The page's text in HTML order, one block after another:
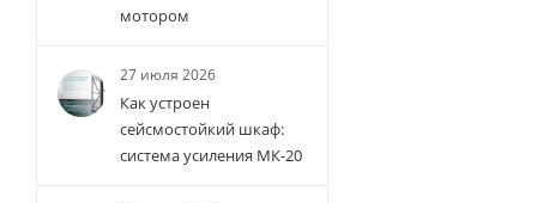
мотором
27 июля 2026
Как устроен
сейсмостойкий шкаф:
система усиления МК-20